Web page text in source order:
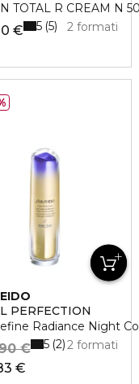
TOTAL R CREAM N
€ 2 formati
5 5
Soft
PERFECTION
Radiance Night
€
€ 2 formati
5 2